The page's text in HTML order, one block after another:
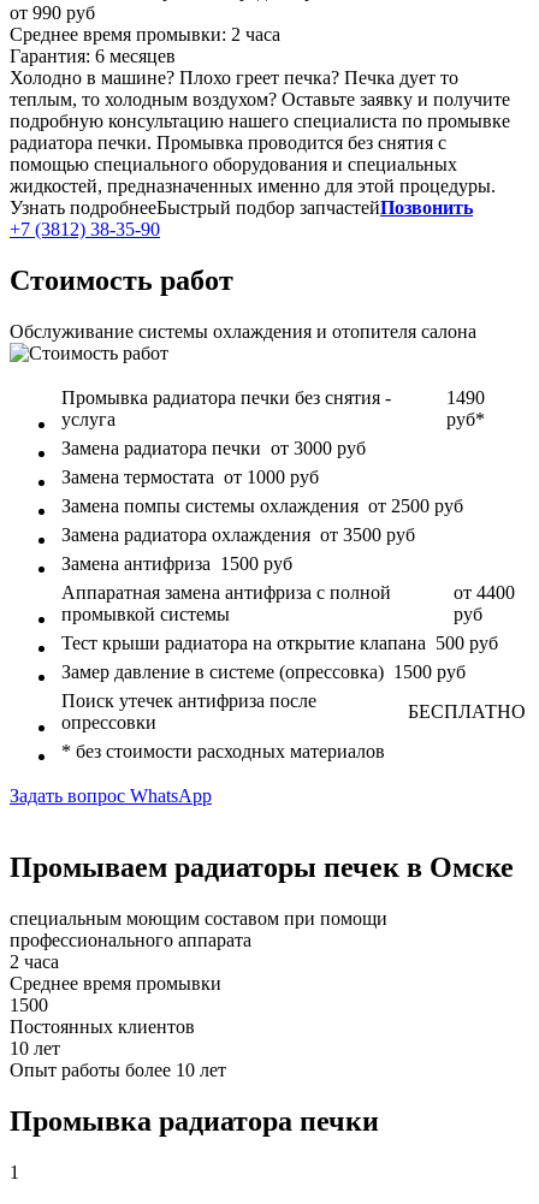
от 990 руб
Среднее время промывки: 2 часа
Гарантия: 6 месяцев
Холодно в машине? Плохо греет печка? Печка дует то
теплым, то холодным воздухом? Оставьте заявку и получите
подробную консультацию нашего специалиста по промывке
радиатора печки. Промывка проводится без снятия с
помощью специального оборудования и специальных
жидкостей, предназначенных именно для этой процедуры.
Узнать подробнееБыстрый подбор запчастейПозвонить
+7 (3812) 38-35-90
Стоимость работ
Обслуживание системы охлаждения и отопителя салона
Промывка радиатора печки без снятия -
услуга
1490
руб*
Замена радиатора печки от 3000 руб
Замена термостата от 1000 руб
Замена помпы системы охлаждения от 2500 руб
Замена радиатора охлаждения от 3500 руб
Замена антифриза 1500 руб
Аппаратная замена антифриза с полной
промывкой системы
от 4400
руб
Тест крыши радиатора на открытие клапана 500 руб
Замер давление в системе (опрессовка) 1500 руб
Поиск утечек антифриза после
опрессовки
БЕСПЛАТНО
* без стоимости расходных материалов
Задать вопрос WhatsApp
Промываем радиаторы печек в Омске
специальным моющим составом при помощи
профессионального аппарата
2 часа
Среднее время промывки
1500
Постоянных клиентов
10 лет
Опыт работы более 10 лет
Промывка радиатора печки
1